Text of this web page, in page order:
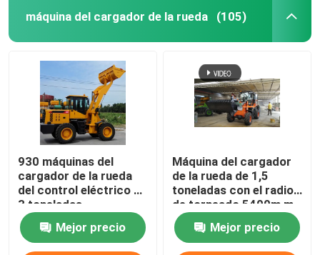
máquina del cargador de la rueda (105)
930 máquinas del
cargador de la rueda
del control eléctrico de
3 toneladas
mini/cargador
hidráulico de la rueda
delantera
Mejor precio
Máquina del cargador
de la rueda de 1,5
toneladas con el radio
de torneado 5400m m
del motor de 42
kilovatiosMejor precio